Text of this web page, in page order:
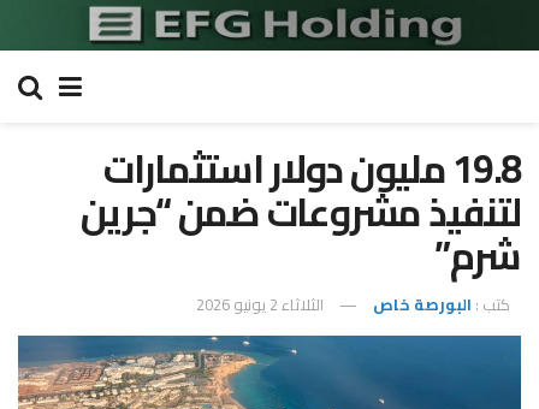
19.8 مليون دولار استثمارات
لتنفيذ مشروعات ضمن “جرين
شرم”
كتب : البورصة خاص الثلاثاء 2 يونيو 2026